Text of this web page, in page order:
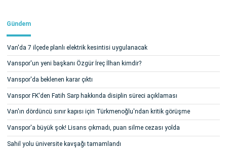
Gündem
Van'da 7 ilçede planlı elektrik kesintisi uygulanacak
Vanspor'un yeni başkanı Özgür İreç İlhan kimdir?
Vanspor'da beklenen karar çıktı
Vanspor FK'den Fatih Sarp hakkında disiplin süreci açıklaması
Van'ın dördüncü sınır kapısı için Türkmenoğlu'ndan kritik görüşme
Vanspor'a büyük şok! Lisans çıkmadı, puan silme cezası yolda
Sahil yolu üniversite kavşağı tamamlandı